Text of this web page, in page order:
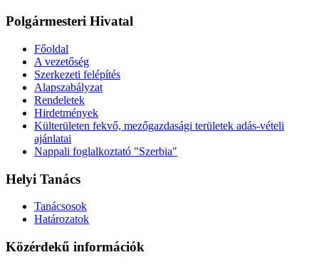
Polgármesteri Hivatal
Főoldal
A vezetőség
Szerkezeti felépítés
Alapszabályzat
Rendeletek
Hirdetmények
Külterületen fekvő, mezőgazdasági területek adás-vételi
ajánlatai
Nappali foglalkoztató "Szerbia"
Helyi Tanács
Tanácsosok
Határozatok
Közérdekű információk